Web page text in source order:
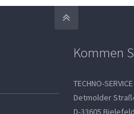
Kommen
TECHNO-
Detmolder
D-33605 Bielefeld